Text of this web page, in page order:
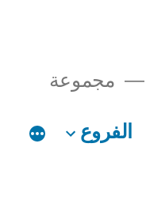
مجموعة
الفروع